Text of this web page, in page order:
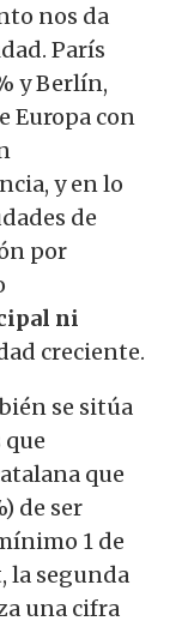
nos da
París
y Berlín,
Europa con
y en lo
de
por
ni
creciente.
se sitúa
que
que
de ser
1 de
la segunda
una cifra